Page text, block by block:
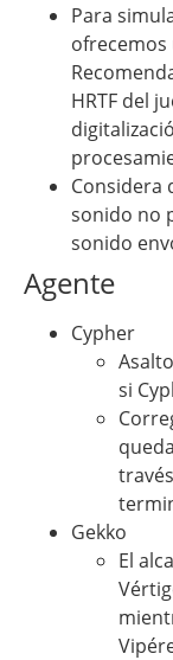
Para
ofrecemos
HRTF del
Considera
sonido no
sonido
Agente
Cypher
si
Gekko
El